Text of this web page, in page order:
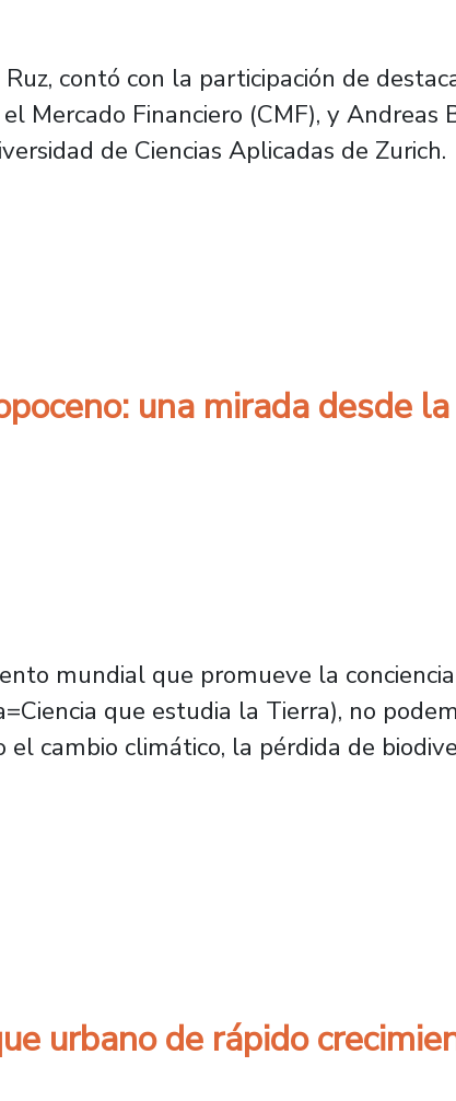
contó con la participación de
Mercado Financiero (CMF), y Andreas
de Ciencias Aplicadas de Zurich.
Encuentro de Sostenibilidad de la FAE
una mirada desde
mundial que promueve la
que estudia la Tierra), no
cambio climático, la pérdida de
una mirada desde la Ciencia y la
urbano de rápido